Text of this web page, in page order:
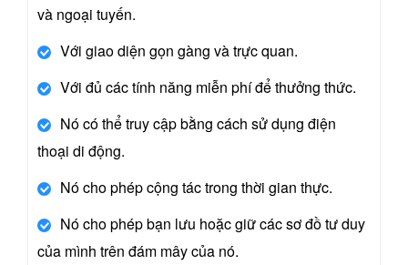
và ngoại tuyến.
Với giao diện gọn gàng và trực quan.
Với đủ các tính năng miễn phí để thưởng thức.
Nó có thể truy cập bằng cách sử dụng điện
thoại di động.
Nó cho phép cộng tác trong thời gian thực.
Nó cho phép bạn lưu hoặc giữ các sơ đồ tư duy
của mình trên đám mây của nó.